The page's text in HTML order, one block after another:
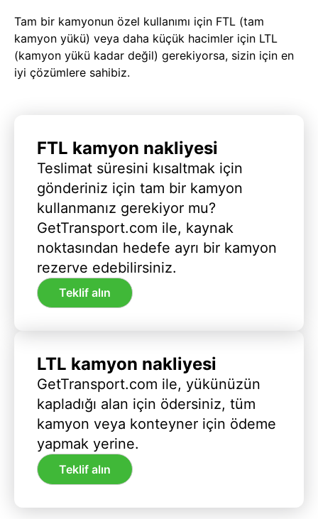
Tam bir kamyonun özel kullanımı için FTL (tam
kamyon yükü) veya daha küçük hacimler için LTL
(kamyon yükü kadar değil) gerekiyorsa, sizin için en
iyi çözümlere sahibiz.
FTL kamyon nakliyesi
Teslimat süresini kısaltmak için
gönderiniz için tam bir kamyon
kullanmanız gerekiyor mu?
GetTransport.com ile, kaynak
noktasından hedefe ayrı bir kamyon
rezerve edebilirsiniz.
Teklif alın
LTL kamyon nakliyesi
GetTransport.com ile, yükünüzün
kapladığı alan için ödersiniz, tüm
kamyon veya konteyner için ödeme
yapmak yerine.
Teklif alın